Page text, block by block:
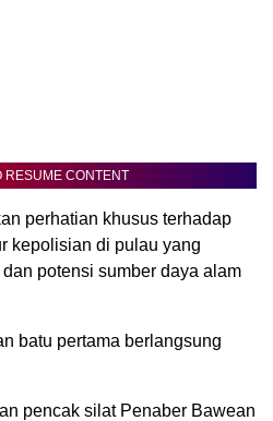
RESUME CONTENT
perhatian khusus terhadap
kepolisian di pulau yang
potensi sumber daya alam
batu pertama berlangsung
pencak silat Penaber Bawean